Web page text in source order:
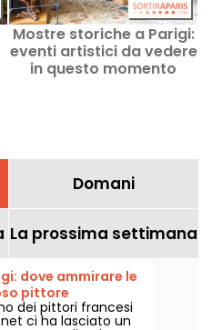
Mostre storiche a Parigi:
eventi artistici da vedere
in questo momento
Domani
La prossima settimana
dove ammirare le
pittore
capitale?
dei pittori francesi
ci ha lasciato un